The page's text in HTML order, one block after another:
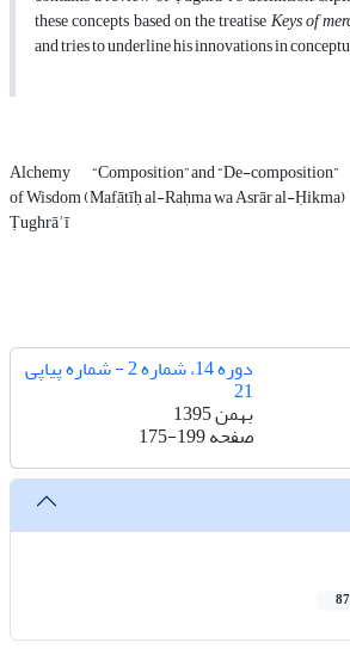
these concepts based on the treatiseKeys of
and tries to underline his innovations in
Alchemy “Composition” and “De-composition”
of Wisdom (Mafātīḥ al-Raḥma wa Asrār al-Ḥikma)
Ṭughrāʾī
دوره 14، شماره 2 - شماره پیاپی
21
بهمن 1395
صفحه175-199